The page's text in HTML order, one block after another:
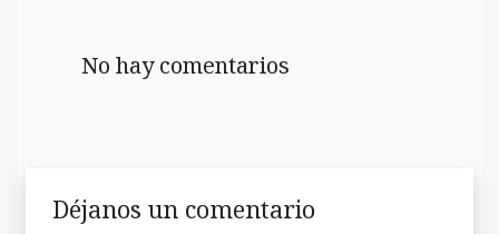
No hay comentarios
Déjanos un comentario